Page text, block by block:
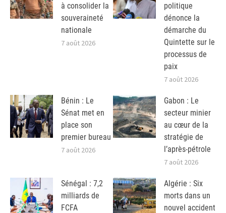
à consolider la
souveraineté
nationale
7 août 2026
politique
dénonce la
démarche du
Quintette sur le
processus de
paix
7 août 2026
Bénin : Le
Sénat met en
place son
premier bureau
7 août 2026
Gabon : Le
secteur minier
au cœur de la
stratégie de
l’après-pétrole
7 août 2026
Sénégal : 7,2
milliards de
FCFA
Algérie : Six
morts dans un
nouvel accident